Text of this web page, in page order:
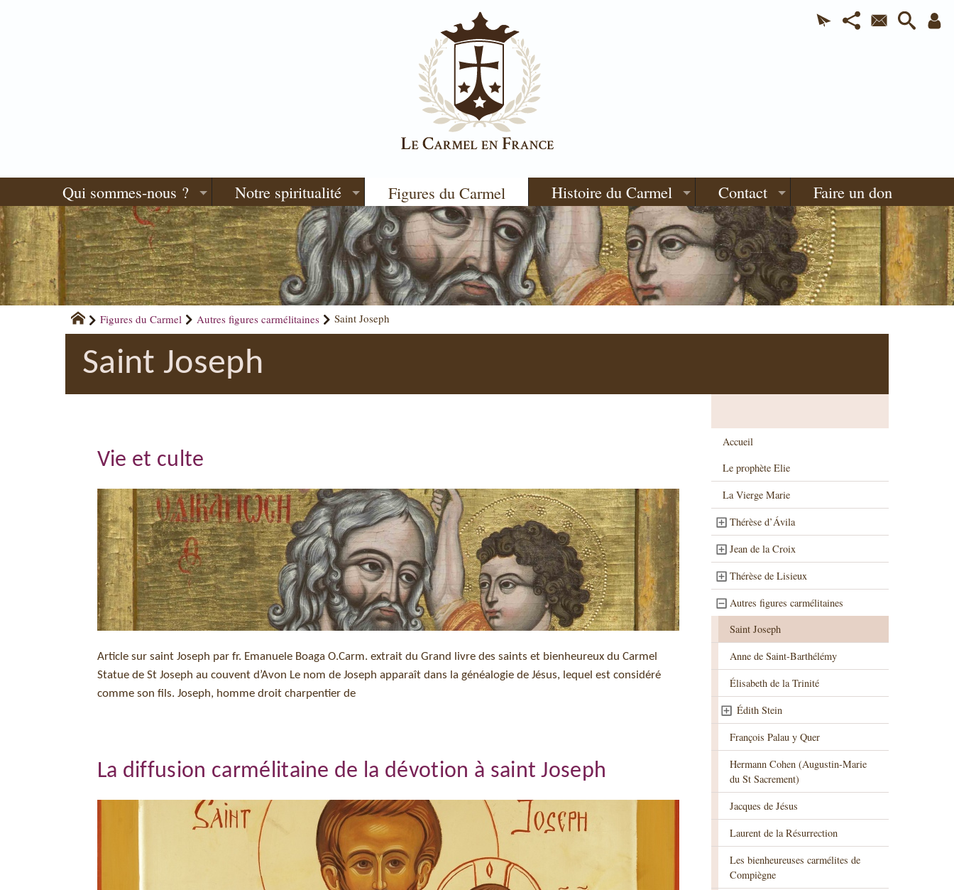
Qui sommes-nous ? Notre spiritualité Figures du Carmel Histoire du Carmel Contact Faire un don
Figures du Carmel Autres figures carmélitaines Saint Joseph
Saint Joseph
Vie et culte
Article sur saint Joseph par fr. Emanuele Boaga O.Carm. extrait du Grand livre des saints et bienheureux du Carmel
Statue de St Joseph au couvent d’Avon Le nom de Joseph apparaît dans la généalogie de Jésus, lequel est considéré
comme son fils. Joseph, homme droit charpentier de
La diffusion carmélitaine de la dévotion à saint Joseph
Accueil
Le prophète Elie
La Vierge Marie
Thérèse d’Ávila
Jean de la Croix
Thérèse de Lisieux
Autres figures carmélitaines
Saint Joseph
Anne de Saint-Barthélémy
Élisabeth de la Trinité
Édith Stein
François Palau y Quer
Hermann Cohen (Augustin-Marie
du St Sacrement)
Jacques de Jésus
Laurent de la Résurrection
Les bienheureuses carmélites de
Compiègne